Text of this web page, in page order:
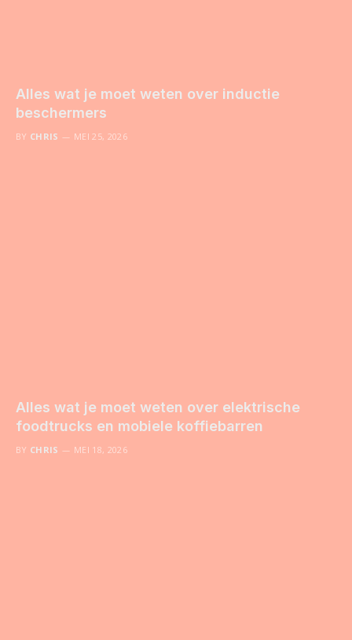
Alles wat je moet weten over inductie
beschermers
BY CHRIS MEI 25, 2026
Alles wat je moet weten over elektrische
foodtrucks en mobiele koffiebarren
BY CHRIS MEI 18, 2026